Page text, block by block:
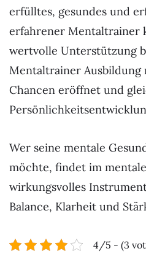
erfülltes, gesundes und
erfahrener Mentaltrainer
wertvolle Unterstützung
Mentaltrainer Ausbildung
Chancen eröffnet und
Wer seine mentale
möchte, findet im
wirkungsvolles
Balance, Klarheit und
4/5 - (3